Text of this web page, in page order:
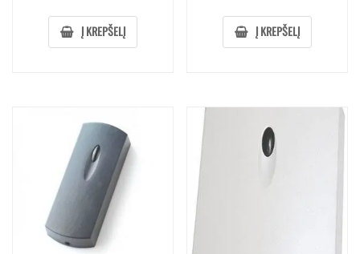
Į KREPŠELĮ Į KREPŠELĮ